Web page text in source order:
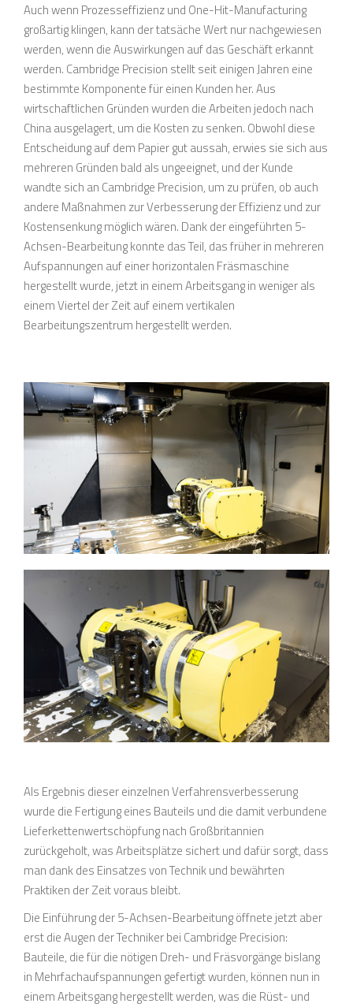
Auch wenn Prozesseffizienz und One-Hit-Manufacturing
großartig klingen, kann der tatsäche Wert nur nachgewiesen
werden, wenn die Auswirkungen auf das Geschäft erkannt
werden. Cambridge Precision stellt seit einigen Jahren eine
bestimmte Komponente für einen Kunden her. Aus
wirtschaftlichen Gründen wurden die Arbeiten jedoch nach
China ausgelagert, um die Kosten zu senken. Obwohl diese
Entscheidung auf dem Papier gut aussah, erwies sie sich aus
mehreren Gründen bald als ungeeignet, und der Kunde
wandte sich an Cambridge Precision, um zu prüfen, ob auch
andere Maßnahmen zur Verbesserung der Effizienz und zur
Kostensenkung möglich wären. Dank der eingeführten 5-
Achsen-Bearbeitung konnte das Teil, das früher in mehreren
Aufspannungen auf einer horizontalen Fräsmaschine
hergestellt wurde, jetzt in einem Arbeitsgang in weniger als
einem Viertel der Zeit auf einem vertikalen
Bearbeitungszentrum hergestellt werden.
Als Ergebnis dieser einzelnen Verfahrensverbesserung
wurde die Fertigung eines Bauteils und die damit verbundene
Lieferkettenwertschöpfung nach Großbritannien
zurückgeholt, was Arbeitsplätze sichert und dafür sorgt, dass
man dank des Einsatzes von Technik und bewährten
Praktiken der Zeit voraus bleibt.
Die Einführung der 5-Achsen-Bearbeitung öffnete jetzt aber
erst die Augen der Techniker bei Cambridge Precision:
Bauteile, die für die nötigen Dreh- und Fräsvorgänge bislang
in Mehrfachaufspannungen gefertigt wurden, können nun in
einem Arbeitsgang hergestellt werden, was die Rüst- und